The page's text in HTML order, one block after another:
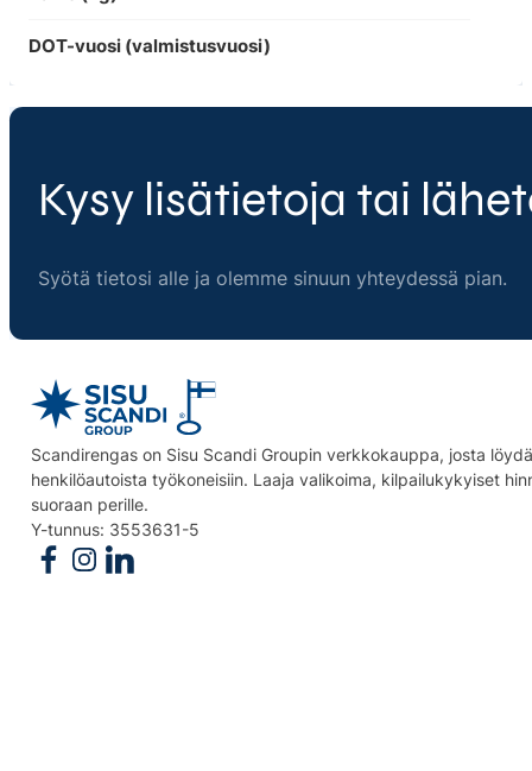
DOT-vuosi (valmistusvuosi)
Kysy lisätietoja tai
Syötä tietosi alle ja olemme sinuun yhteydessä pian.
Scandirengas on Sisu Scandi Groupin verkkokauppa, josta
henkilöautoista työkoneisiin. Laaja valikoima, kilpailukykyiset
suoraan perille.
Y-tunnus: 3553631-5
Follow us on Facebook
Follow us on Instagram
Follow us on Linkedin